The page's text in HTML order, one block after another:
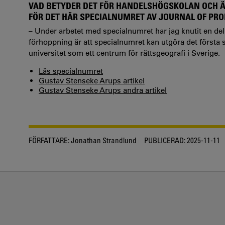
VAD BETYDER DET FÖR HANDELSHÖGSKOLAN
FÖR DET HÄR SPECIALNUMRET AV JOURNAL OF
– Under arbetet med specialnumret har jag knutit en
förhoppning är att specialnumret kan utgöra det första
universitet som ett centrum för rättsgeografi i Sverige.
Läs specialnumret
Gustav Stenseke Arups artikel
Gustav Stenseke Arups andra artikel
FÖRFATTARE:Jonathan Strandlund PUBLICERAD:2025-11-11